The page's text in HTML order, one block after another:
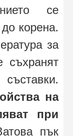
се
корена.
за
съхранят
на
при
пък